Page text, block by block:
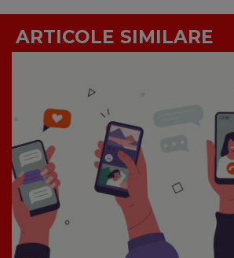
ARTICOLE SIMILARE